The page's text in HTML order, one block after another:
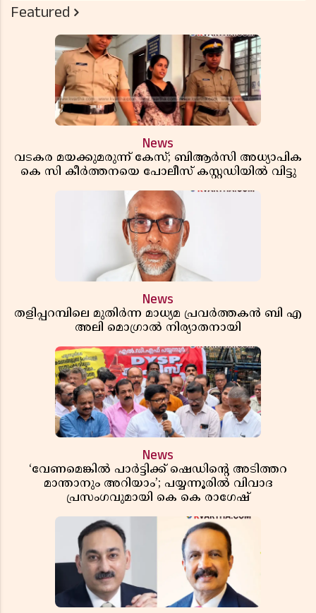
Featured
News
വടകര മയക്കുമരുന്ന് കേസ്; ബിആർസി അധ്യാപിക
കെ സി കീർത്തനയെ പോലീസ് കസ്റ്റഡിയിൽ വിട്ടു
News
തളിപ്പറമ്പിലെ മുതിർന്ന മാധ്യമ പ്രവർത്തകൻ ബി എ
അലി മൊഗ്രാൽ നിര്യാതനായി
News
‘വേണമെങ്കിൽ പാർട്ടിക്ക് ഷെഡിൻ്റെ അടിത്തറ
മാന്താനും അറിയാം’; പയ്യന്നൂരിൽ വിവാദ
പ്രസംഗവുമായി കെ കെ രാഗേഷ്